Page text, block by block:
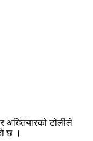
अख्तियारको टोलीले
छ ।